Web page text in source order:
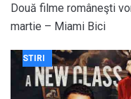
Două filme româneşti
martie – Miami Bici
STIRI